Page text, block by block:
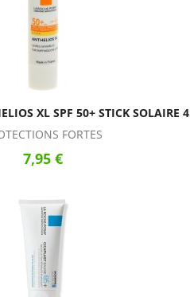
XL SPF 50+ STICK SOLAIRE
FORTES
7,95 €